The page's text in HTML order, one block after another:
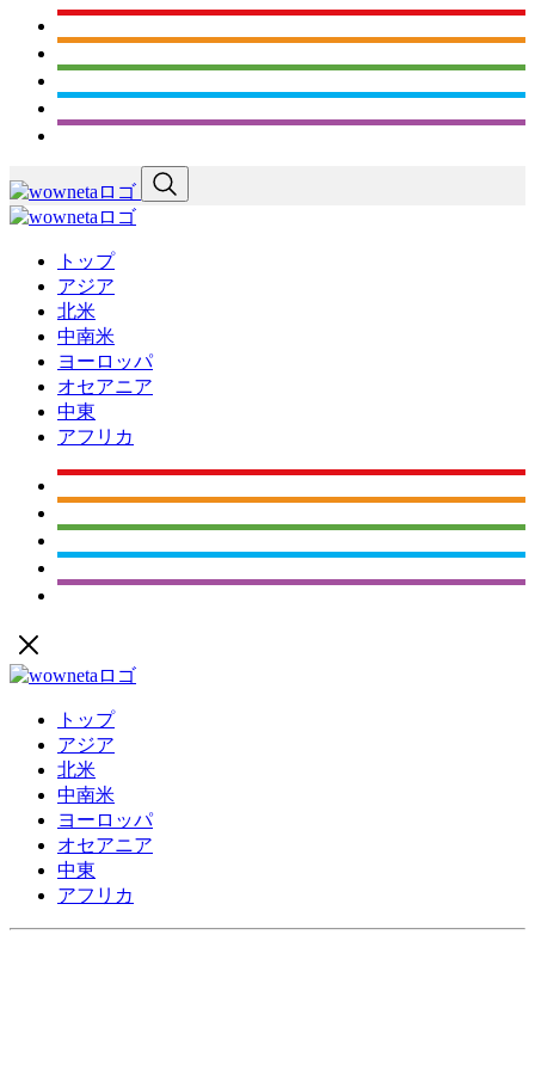
トップ
アジア
北米
中南米
ヨーロッパ
オセアニア
中東
アフリカ
トップ
アジア
北米
中南米
ヨーロッパ
オセアニア
中東
アフリカ